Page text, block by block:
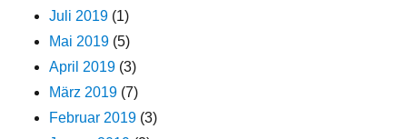
Juli 2019 (1)
Mai 2019 (5)
April 2019 (3)
März 2019 (7)
Februar 2019 (3)